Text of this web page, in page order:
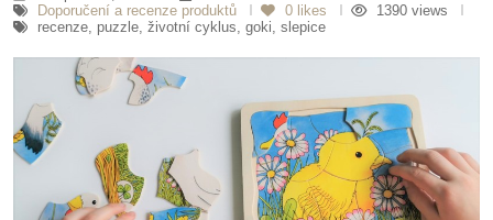
Doporučení a recenze produktů
0 likes
1390 views
recenze, puzzle, životní cyklus, goki, slepice